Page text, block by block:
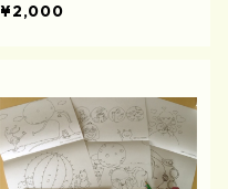
¥2,000